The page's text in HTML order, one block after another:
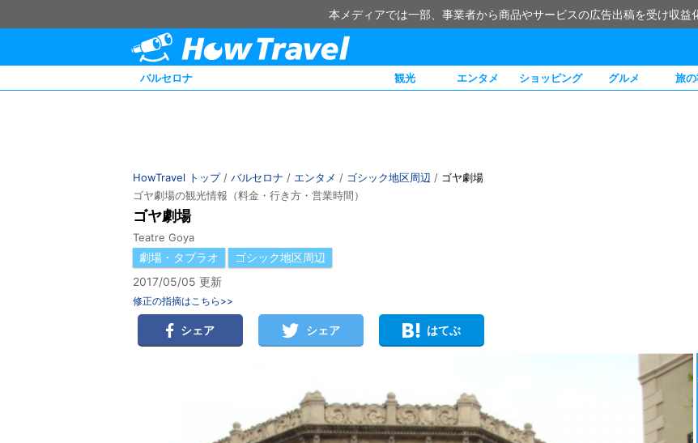
本メディアでは一部、事業者から商品やサービスの広告出稿を受け収益
バルセロナ 観光 エンタメ ショッピング グルメ 旅
HowTravel トップ/ バルセロナ / エンタメ / ゴシック地区周辺 / ゴヤ劇場
ゴヤ劇場の観光情報（料金・行き方・営業時間）
ゴヤ劇場
Teatre Goya
劇場・タブラオ
ゴシック地区周辺
2017/05/05 更新
修正の指摘はこちら>>
シェア シェア はてぶ